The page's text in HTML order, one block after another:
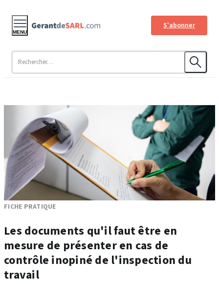
S'abonner
MENU
FICHE PRATIQUE
Les documents qu'il faut être en
mesure de présenter en cas de
contrôle inopiné de l'inspection du
travail